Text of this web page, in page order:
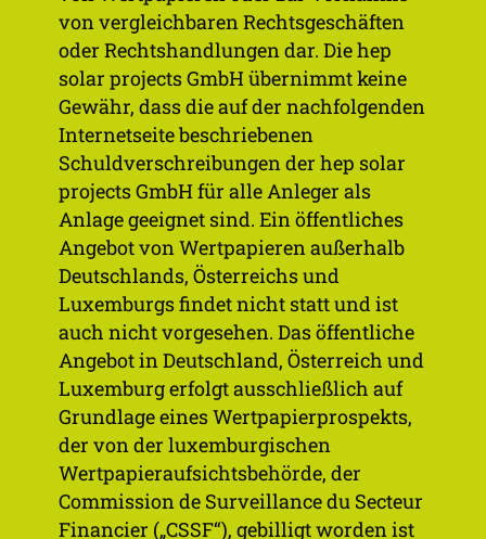
2023/2028
30
Mio. Euro
maximales Emissionsvolumen
von vergleichbaren Rechtsgeschäften
oder Rechtshandlungen dar. Die hep
solar projects GmbH übernimmt keine
Gewähr, dass die auf der nachfolgenden
Internetseite beschriebenen
Schuldverschreibungen der hep solar
projects GmbH für alle Anleger als
Anlage geeignet sind. Ein öffentliches
Angebot von Wertpapieren außerhalb
Deutschlands, Österreichs und
Luxemburgs findet nicht statt und ist
auch nicht vorgesehen. Das öffentliche
Angebot in Deutschland, Österreich und
Luxemburg erfolgt ausschließlich auf
Grundlage eines Wertpapierprospekts,
der von der luxemburgischen
Wertpapieraufsichtsbehörde, der
Commission de Surveillance du Secteur
Financier („CSSF“), gebilligt worden ist